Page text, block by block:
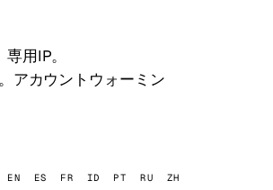
用IP。
アカウントウォーミン
EN ES FR ID PT RU ZH